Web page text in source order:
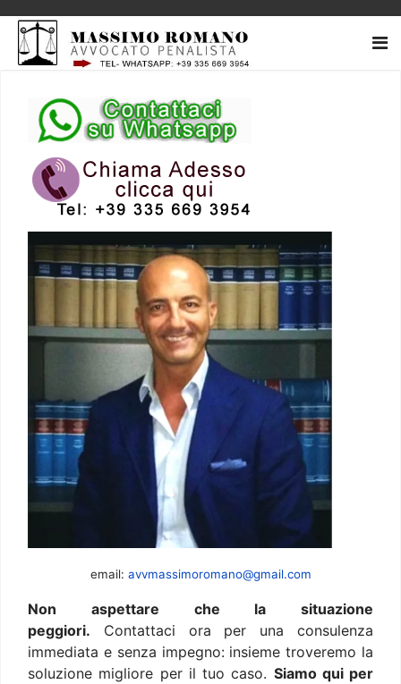
email: avvmassimoromano@gmail.com
Non aspettare che la situazione
peggiori. Contattaci ora per una consulenza
immediata e senza impegno: insieme troveremo la
soluzione migliore per il tuo caso. Siamo qui per